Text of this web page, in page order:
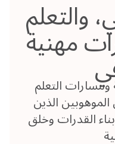
والتعلم
مهنية
ومسارات التعلم
الذين
القدرات وخلق